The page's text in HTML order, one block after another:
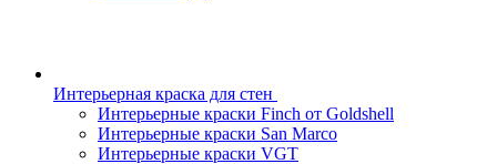
Интерьерная краска для стен
Интерьерные краски Finch от Goldshell
Интерьерные краски San Marco
Интерьерные краски VGT